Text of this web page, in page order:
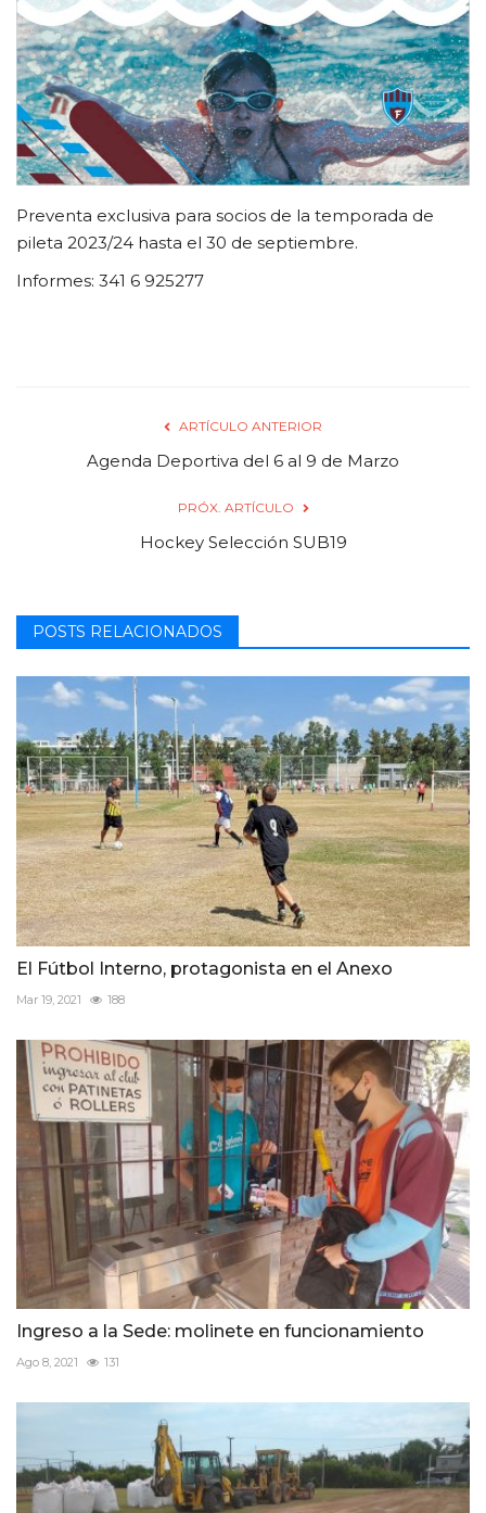
CLUB DE BENEFICIOS
Contacto
Preventa exclusiva para socios de la temporada de
pileta 2023/24 hasta el 30 de septiembre.
Informes: 341 6 925277
ARTÍCULO ANTERIOR
Agenda Deportiva del 6 al 9 de Marzo
PRÓX. ARTÍCULO
Hockey Selección SUB19
POSTS RELACIONADOS
El Fútbol Interno, protagonista en el Anexo
Mar 19, 2021 188
Ingreso a la Sede: molinete en funcionamiento
Ago 8, 2021 131